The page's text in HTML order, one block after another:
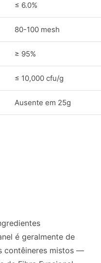
≤ 6.0%
80-100 mesh
≥ 95%
≤ 10,000 cfu/g
Ausente em 25g
é geralmente de
contêineres mistos —